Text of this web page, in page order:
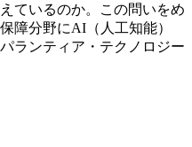
ているのか。この問いをめ
障分野にAI（人工知能）
ランティア・テクノロジー